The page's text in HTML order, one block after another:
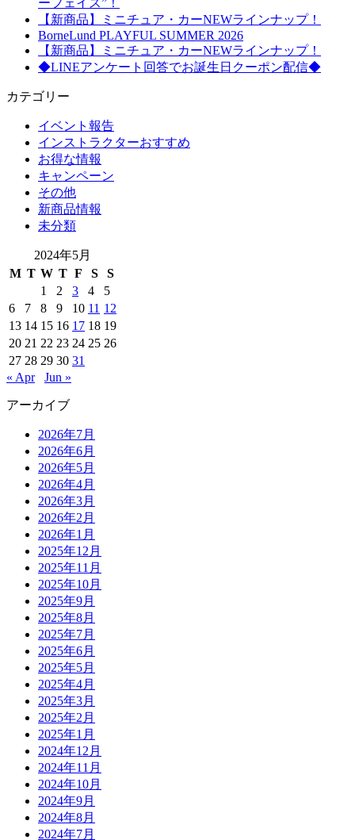
ーフェイス”！
【新商品】ミニチュア・カーNEWラインナップ！
BorneLund PLAYFUL SUMMER 2026
【新商品】ミニチュア・カーNEWラインナップ！
◆LINEアンケート回答でお誕生日クーポン配信◆
カテゴリー
イベント報告
インストラクターおすすめ
お得な情報
キャンペーン
その他
新商品情報
未分類
2024年5月
M T W T F S
S
1
2 3 4
5
6
7 8 9 10 11 12
13 14 15 16 17 18 19
20 21 22 23 24 25 26
27 28 29 30 31
« Apr
Jun »
アーカイブ
2026年7月
2026年6月
2026年5月
2026年4月
2026年3月
2026年2月
2026年1月
2025年12月
2025年11月
2025年10月
2025年9月
2025年8月
2025年7月
2025年6月
2025年5月
2025年4月
2025年3月
2025年2月
2025年1月
2024年12月
2024年11月
2024年10月
2024年9月
2024年8月
2024年7月